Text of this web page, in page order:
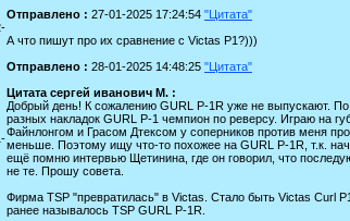
Отправлено : 27-01-2025 17:24:54 "Цитата"
А что пишут про их сравнение с Victas P1?)))
Отправлено : 28-01-2025 14:48:25 "Цитата"
Цитата сергей иванович М. :
Добрый день! К сожалению GURL P-1R уже не выпускают.
разных накладок GURL P-1 чемпион по реверсу. Играю на
Файнлонгом и Грасом Дтексом у соперников против меня
меньше. Поэтому ищу что-то похожее на GURL P-1R, т.к.
ещё помню интервью Щетинина, где он говорил, что
не те. Прошу совета.
Фирма TSP "превратилась" в Victas. Стало быть Victas Curl
ранее называлось TSP GURL P-1R.